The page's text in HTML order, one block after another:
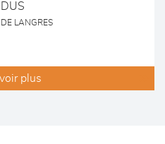
DE LANGRES
plus